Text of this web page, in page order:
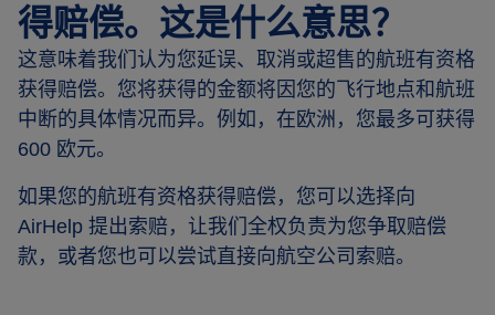
得赔偿。这是什么意思？
这意味着我们认为您延误、取消或超售的航班有资格
获得赔偿。您将获得的金额将因您的飞行地点和航班
中断的具体情况而异。例如，在欧洲，您最多可获得
600 欧元。
如果您的航班有资格获得赔偿，您可以选择向
AirHelp 提出索赔，让我们全权负责为您争取赔偿
款，或者您也可以尝试直接向航空公司索赔。